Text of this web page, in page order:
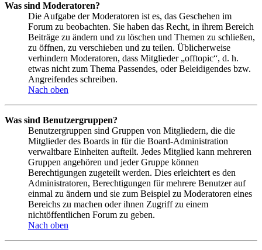
Was sind Moderatoren?
Die Aufgabe der Moderatoren ist es, das Geschehen im
Forum zu beobachten. Sie haben das Recht, in ihrem Bereich
Beiträge zu ändern und zu löschen und Themen zu schließen,
zu öffnen, zu verschieben und zu teilen. Üblicherweise
verhindern Moderatoren, dass Mitglieder „offtopic“, d. h.
etwas nicht zum Thema Passendes, oder Beleidigendes bzw.
Angreifendes schreiben.
Nach oben
Was sind Benutzergruppen?
Benutzergruppen sind Gruppen von Mitgliedern, die die
Mitglieder des Boards in für die Board-Administration
verwaltbare Einheiten aufteilt. Jedes Mitglied kann mehreren
Gruppen angehören und jeder Gruppe können
Berechtigungen zugeteilt werden. Dies erleichtert es den
Administratoren, Berechtigungen für mehrere Benutzer auf
einmal zu ändern und sie zum Beispiel zu Moderatoren eines
Bereichs zu machen oder ihnen Zugriff zu einem
nichtöffentlichen Forum zu geben.
Nach oben